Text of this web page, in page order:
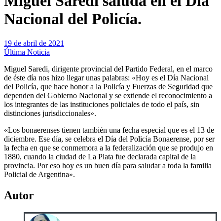
Nacional del Policía.
19 de abril de 2021
Última Noticia
Miguel Saredi, dirigente provincial del Partido Federal, en el marco
de éste día nos hizo llegar unas palabras: «Hoy es el Día Nacional
del Policía, que hace honor a la Policía y Fuerzas de Seguridad que
dependen del Gobierno Nacional y se extiende el reconocimiento a
los integrantes de las instituciones policiales de todo el país, sin
distinciones jurisdiccionales».
«Los bonaerenses tienen también una fecha especial que es el 13 de
diciembre. Ese día, se celebra el Día del Policía Bonaerense, por ser
la fecha en que se conmemora a la federalización que se produjo en
1880, cuando la ciudad de La Plata fue declarada capital de la
provincia. Por eso hoy es un buen día para saludar a toda la familia
Policial de Argentina».
Autor